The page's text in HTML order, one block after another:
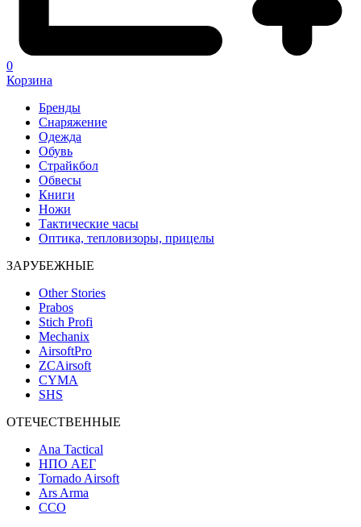
0
Корзина
Бренды
Снаряжение
Одежда
Обувь
Страйкбол
Обвесы
Книги
Ножи
Тактические часы
Оптика, тепловизоры, прицелы
ЗАРУБЕЖНЫЕ
Other Stories
Prabos
Stich Profi
Mechanix
AirsoftPro
ZCAirsoft
CYMA
SHS
ОТЕЧЕСТВЕННЫЕ
Ana Tactical
НПО АЕГ
Tornado Airsoft
Ars Arma
ССО